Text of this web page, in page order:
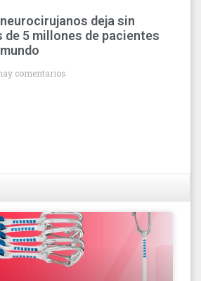
deja sin
de 5 millones de pacientes
comentarios